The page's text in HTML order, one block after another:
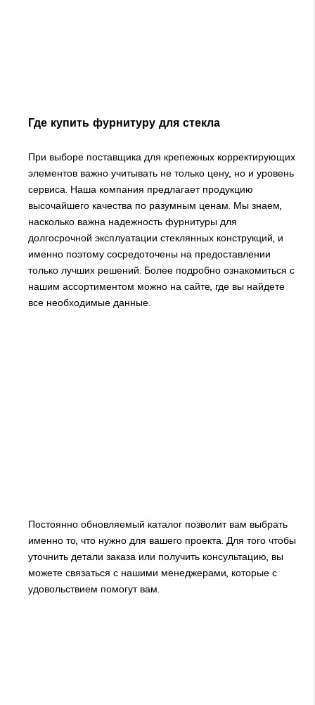
Где купить фурнитуру для стекла
При выборе поставщика для крепежных корректирующих
элементов важно учитывать не только цену, но и уровень
сервиса. Наша компания предлагает продукцию
высочайшего качества по разумным ценам. Мы знаем,
насколько важна надежность фурнитуры для
долгосрочной эксплуатации стеклянных конструкций, и
именно поэтому сосредоточены на предоставлении
только лучших решений. Более подробно ознакомиться с
нашим ассортиментом можно на сайте, где вы найдете
все необходимые данные.
Постоянно обновляемый каталог позволит вам выбрать
именно то, что нужно для вашего проекта. Для того чтобы
уточнить детали заказа или получить консультацию, вы
можете связаться с нашими менеджерами, которые с
удовольствием помогут вам.